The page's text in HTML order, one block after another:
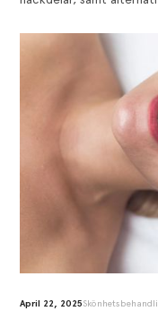
April 22, 2025